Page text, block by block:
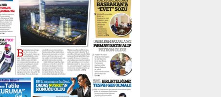
28 Temmuz 2026 Salı
Ahmet Gökhan YAZICI
Ahmed Yesevi’den bir
Alperen… ”Reisimiz” idi…
Hakka yürüdü.!
26 Mart 2026 Perşembe
Cem Bakırcı
Ardında bıraktığı hatıralarıyla
gönül adamı Faruk Terzioğlu!
13 Mayıs 2026 Çarşamba